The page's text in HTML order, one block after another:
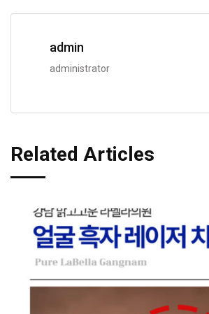
admin
administrator
Related Articles